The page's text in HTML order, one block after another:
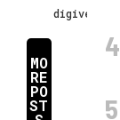
digiversion
MO
RE
PO
ST